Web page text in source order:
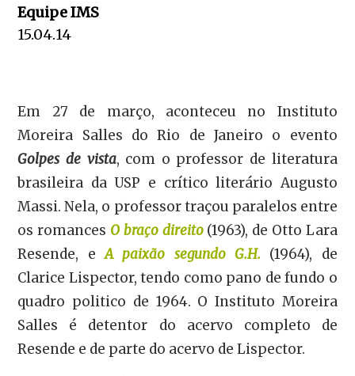
Equipe IMS
15.04.14
Em 27 de março, aconteceu no Instituto
Moreira Salles do Rio de Janeiro o evento
Golpes de vista, com o professor de literatura
brasileira da USP e crítico literário Augusto
Massi. Nela, o professor traçou paralelos entre
os romances O braço direito (1963), de Otto Lara
Resende, eA paixão segundo G.H. (1964), de
Clarice Lispector, tendo como pano de fundo o
quadro politico de 1964. O Instituto Moreira
Salles é detentor do acervo completo de
Resende e de parte do acervo de Lispector.